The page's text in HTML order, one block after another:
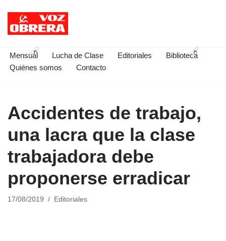
Saltar
contenido
Mensual Lucha de Clase Editoriales
Biblioteca
Quiénes somos
Contacto
Accidentes de trabajo,
una lacra que la clase
trabajadora debe
proponerse erradicar
17/08/2019 Editoriales